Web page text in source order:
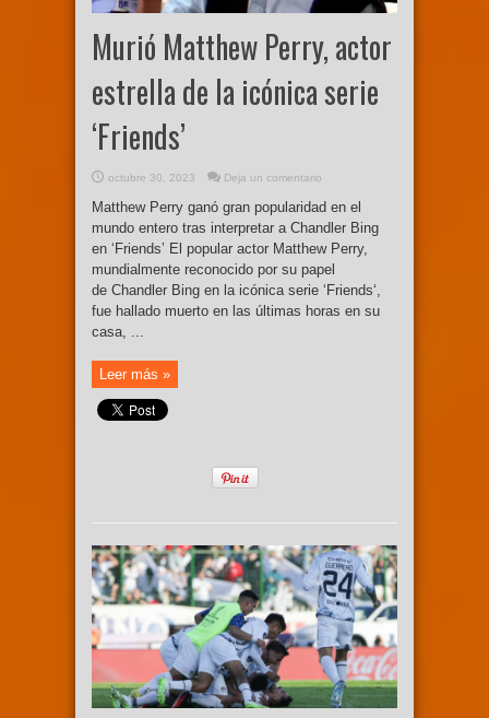
Murió Matthew Perry, actor
estrella de la icónica serie
‘Friends’
octubre 30, 2023 Deja un comentario
Matthew Perry ganó gran popularidad en el
mundo entero tras interpretar a Chandler Bing
en ‘Friends’ El popular actor Matthew Perry,
mundialmente reconocido por su papel
de Chandler Bing en la icónica serie ‘Friends‘,
fue hallado muerto en las últimas horas en su
casa, ...
Leer más »